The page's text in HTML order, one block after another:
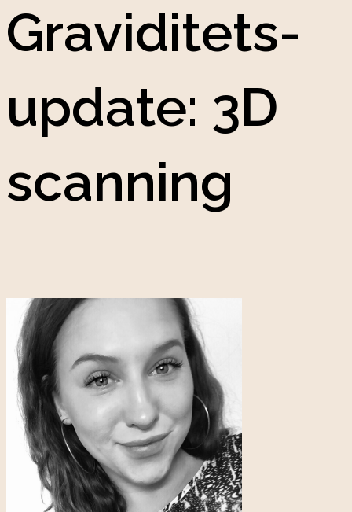
Graviditets-
update: 3D
scanning